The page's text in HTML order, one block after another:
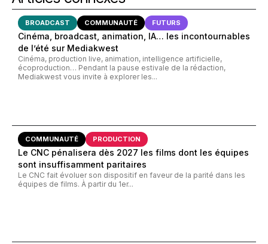
BROADCAST COMMUNAUTÉ FUTURS
Cinéma, broadcast, animation, IA… les incontournables
de l’été sur Mediakwest
Cinéma, production live, animation, intelligence artificielle,
écoproduction… Pendant la pause estivale de la rédaction,
Mediakwest vous invite à explorer les...
COMMUNAUTÉ PRODUCTION
Le CNC pénalisera dès 2027 les films dont les équipes
sont insuffisamment paritaires
Le CNC fait évoluer son dispositif en faveur de la parité dans les
équipes de films. À partir du 1er...